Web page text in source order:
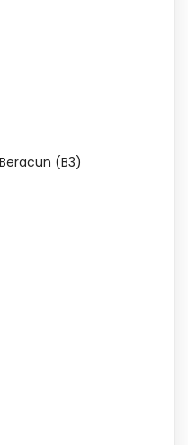
(B3)